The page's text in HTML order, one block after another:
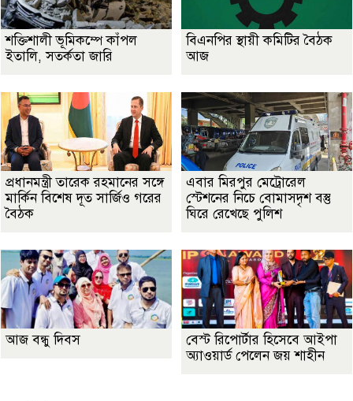
শক্তিশালী ভূমিকম্পে কাঁপল
ইতালি, সতর্কতা জারি
বিএনপির স্থায়ী কমিটির বৈঠক
আজ
প্রধানমন্ত্রী তারেক রহমানের সঙ্গে
মার্কিন বিশেষ দূত সার্জিও গরের
বৈঠক
এবার মিরপুর মেট্রোরেল
স্টেশনের নিচে বোমাসদৃশ বস্তু
ঘিরে রেখেছে পুলিশ
আজ বন্ধু দিবস
বেস্ট রিপোর্টার হিসেবে আইপা
অ্যাওয়ার্ড পেলেন জয় শাহীন